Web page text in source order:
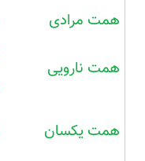
همت مرادی
همت نارویی
همت یکسان